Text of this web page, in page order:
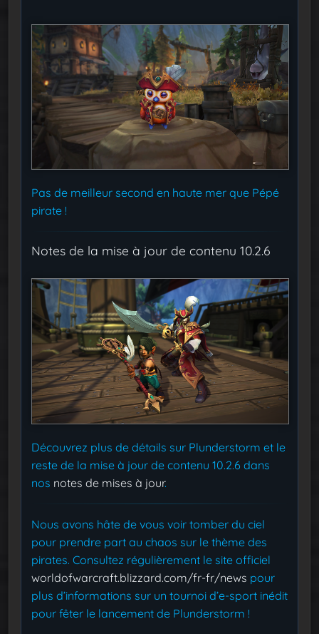
Pas de meilleur second en haute mer que Pépé
pirate !
Notes de la mise à jour de contenu 10.2.6
Découvrez plus de détails sur Plunderstorm et le
reste de la mise à jour de contenu 10.2.6 dans
nos notes de mises à jour.
Nous avons hâte de vous voir tomber du ciel
pour prendre part au chaos sur le thème des
pirates. Consultez régulièrement le site officiel
worldofwarcraft.blizzard.com/fr-fr/news pour
plus d’informations sur un tournoi d’e-sport inédit
pour fêter le lancement de Plunderstorm !